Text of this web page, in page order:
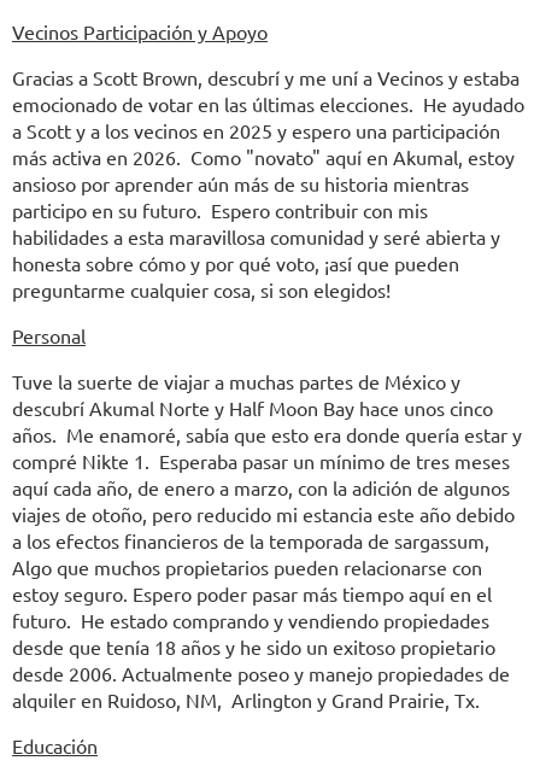
Vecinos Participación y Apoyo
Gracias a Scott Brown, descubrí y me uní a Vecinos y estaba
emocionado de votar en las últimas elecciones. He ayudado
a Scott y a los vecinos en 2025 y espero una participación
más activa en 2026. Como "novato" aquí en Akumal, estoy
ansioso por aprender aún más de su historia mientras
participo en su futuro. Espero contribuir con mis
habilidades a esta maravillosa comunidad y seré abierta y
honesta sobre cómo y por qué voto, ¡así que pueden
preguntarme cualquier cosa, si son elegidos!
Personal
Tuve la suerte de viajar a muchas partes de México y
descubrí Akumal Norte y Half Moon Bay hace unos cinco
años. Me enamoré, sabía que esto era donde quería estar y
compré Nikte 1. Esperaba pasar un mínimo de tres meses
aquí cada año, de enero a marzo, con la adición de algunos
viajes de otoño, pero reducido mi estancia este año debido
a los efectos financieros de la temporada de sargassum,
Algo que muchos propietarios pueden relacionarse con
estoy seguro. Espero poder pasar más tiempo aquí en el
futuro. He estado comprando y vendiendo propiedades
desde que tenía 18 años y he sido un exitoso propietario
desde 2006. Actualmente poseo y manejo propiedades de
alquiler en Ruidoso, NM, Arlington y Grand Prairie, Tx.
Educación